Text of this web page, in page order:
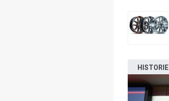
HISTORIE